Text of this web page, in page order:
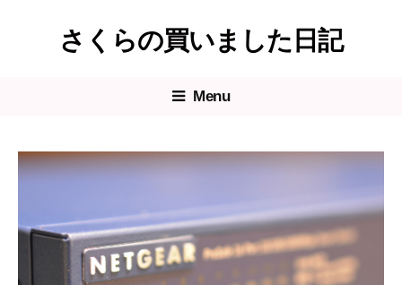
さくらの買いました日記
Menu